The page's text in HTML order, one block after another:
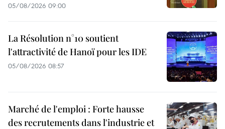
05/08/2026 09:00
La Résolution n°10 soutient
l'attractivité de Hanoï pour les IDE
05/08/2026 08:57
Marché de l'emploi : Forte hausse
des recrutements dans l'industrie et